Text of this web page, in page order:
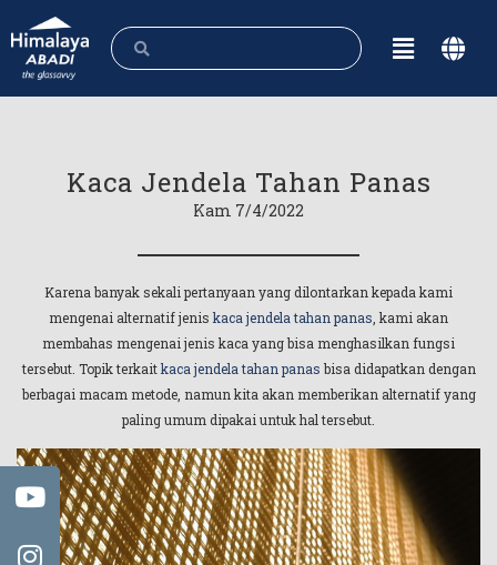
Kaca Jendela Tahan Panas
Kam 7/4/2022
Karena banyak sekali pertanyaan yang dilontarkan kepada kami
mengenai alternatif jenis kaca jendela tahan panas , kami akan
membahas mengenai jenis kaca yang bisa menghasilkan fungsi
tersebut. Topik terkaitkaca jendela tahan panas bisa didapatkan dengan
berbagai macam metode, namun kita akan memberikan alternatif yang
paling umum dipakai untuk hal tersebut.